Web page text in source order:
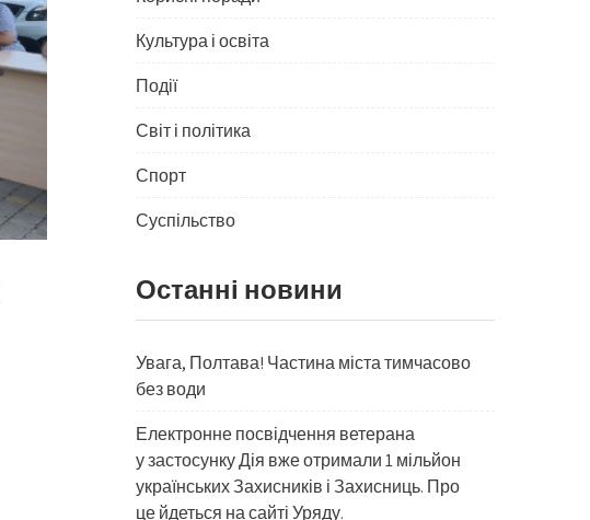
Культура і освіта
Події
Світ і політика
Спорт
Суспільство
Останні новини
Увага, Полтава! Частина міста тимчасово
без води
Електронне посвідчення ветерана
у застосунку Дія вже отримали 1 мільйон
українських Захисників і Захисниць. Про
це йдеться на сайті Уряду.